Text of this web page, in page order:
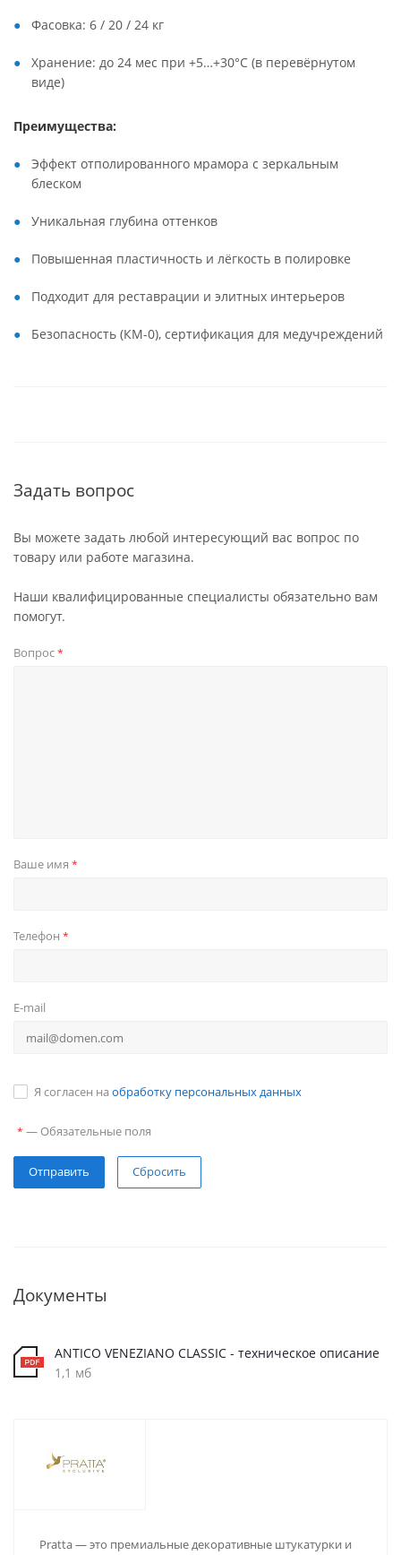
Фасовка: 6 / 20 / 24 кг
Хранение: до 24 мес при +5…+30°C (в перевёрнутом
виде)
Преимущества:
Эффект отполированного мрамора с зеркальным
блеском
Уникальная глубина оттенков
Повышенная пластичность и лёгкость в полировке
Подходит для реставрации и элитных интерьеров
Безопасность (КМ-0), сертификация для медучреждений
Задать вопрос
Вы можете задать любой интересующий вас вопрос по
товару или работе магазина.
Наши квалифицированные специалисты обязательно вам
помогут.
Вопрос*
Ваше имя *
Телефон *
E-mail
Я согласен на обработку персональных данных
* — Обязательные поля
Сбросить
Документы
ANTICO VENEZIANO CLASSIC - техническое описание
1,1 мб
Pratta — это премиальные декоративные штукатурки и